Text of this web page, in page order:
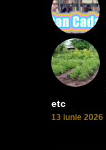
etc
13 iunie 2026